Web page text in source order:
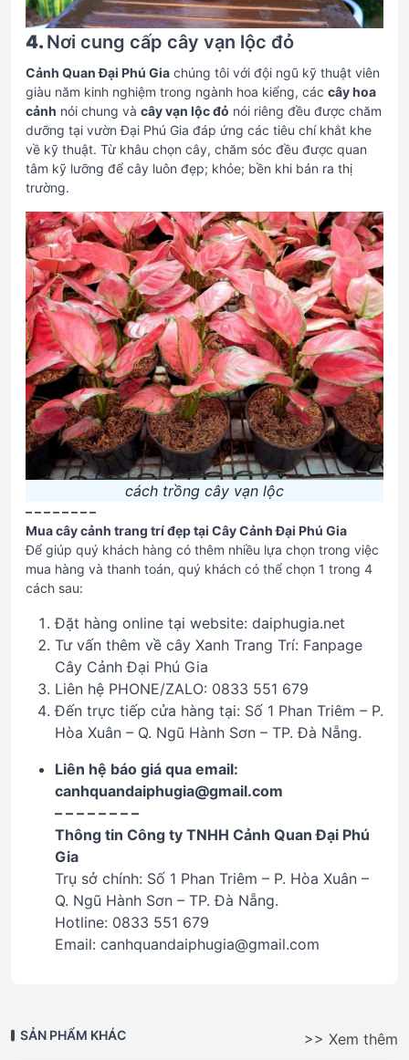
4. Nơi cung cấp cây vạn lộc đỏ
Cảnh Quan Đại Phú Gia chúng tôi với đội ngũ kỹ thuật viên
giàu năm kinh nghiệm trong ngành hoa kiểng, các cây hoa
cảnh nói chung và cây vạn lộc đỏ nói riêng đều được chăm
dưỡng tại vườn Đại Phú Gia đáp ứng các tiêu chí khắt khe
về kỹ thuật. Từ khâu chọn cây, chăm sóc đều được quan
tâm kỹ lưỡng để cây luôn đẹp; khỏe; bền khi bán ra thị
trường.
cách trồng cây vạn lộc
– – – – – – – –
Mua cây cảnh trang trí đẹp tại Cây Cảnh Đại Phú Gia
Để giúp quý khách hàng có thêm nhiều lựa chọn trong việc
mua hàng và thanh toán, quý khách có thể chọn 1 trong 4
cách sau:
Đặt hàng online tại website: daiphugia.net
Tư vấn thêm về cây Xanh Trang Trí: Fanpage
Cây Cảnh Đại Phú Gia
Liên hệ PHONE/ZALO: 0833 551 679
Đến trực tiếp cửa hàng tại: Số 1 Phan Triêm – P.
Hòa Xuân – Q. Ngũ Hành Sơn – TP. Đà Nẵng.
Liên hệ báo giá qua email:
canhquandaiphugia@gmail.com
– – – – – – – –
Thông tin Công ty TNHH Cảnh Quan Đại Phú
Gia
Trụ sở chính: Số 1 Phan Triêm – P. Hòa Xuân –
Q. Ngũ Hành Sơn – TP. Đà Nẵng.
Hotline: 0833 551 679
Email: canhquandaiphugia@gmail.com
SẢN PHẨM KHÁC >> Xem thêm